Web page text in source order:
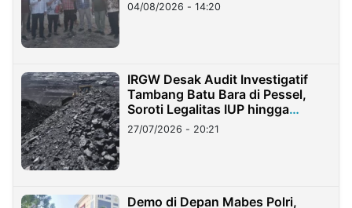
04/08/2026 - 14:20
IRGW Desak Audit Investigatif
Tambang Batu Bara di Pessel,
Soroti Legalitas IUP hingga
Stockpile
27/07/2026 - 20:21
Demo di Depan Mabes Polri,